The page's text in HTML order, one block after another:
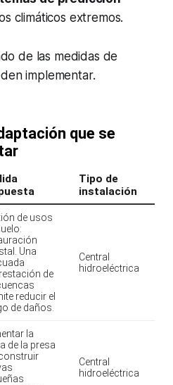
climáticos extremos.
de las medidas de
implementar.